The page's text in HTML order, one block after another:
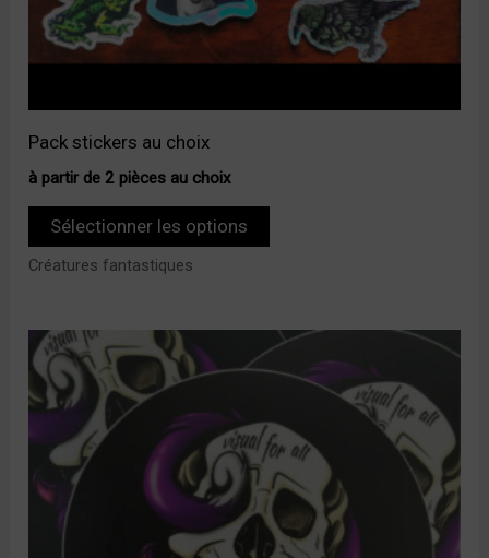
Pack stickers au choix
à partir de 2 pièces au choix
Sélectionner les options
Créatures fantastiques